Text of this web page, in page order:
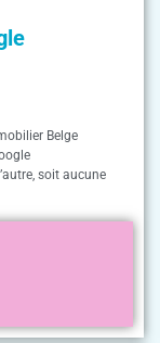
Belge
soit aucune